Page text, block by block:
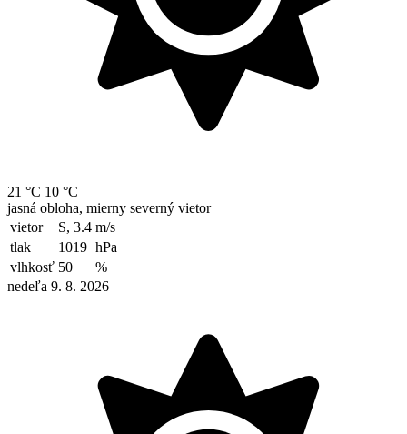
21 °C 10 °C
jasná obloha, mierny severný vietor
vietor
S, 3.4 m/s
tlak
1019 hPa
vlhkosť 50
%
nedeľa 9. 8. 2026